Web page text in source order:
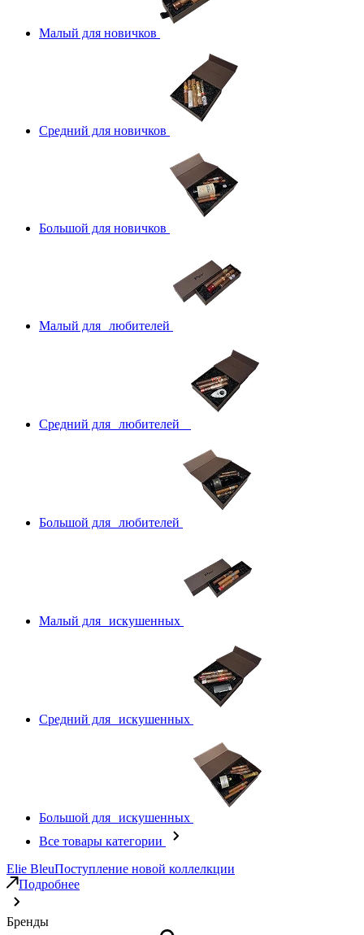
Малый для новичков
Средний для новичков
Большой для новичков
Малый для любителей
Средний для любителей
Большой для любителей
Малый для искушенных
Средний для искушенных
Большой для искушенных
Все товары категории
Elie BleuПоступление новой коллелкции
Подробнее
Бренды